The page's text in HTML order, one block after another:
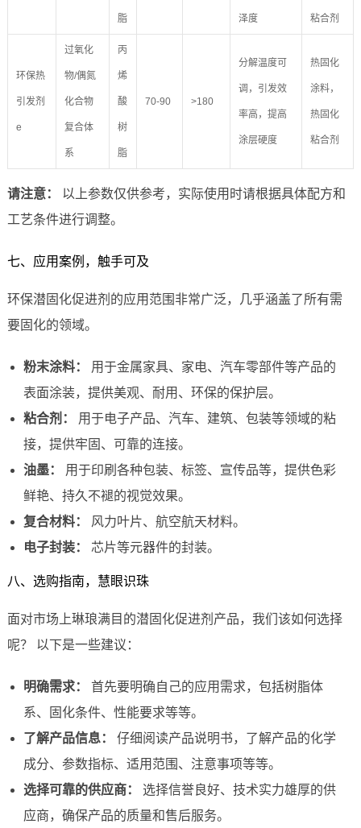
脂 泽度 粘合剂
环保热
引发剂
e
过氧化
物/偶氮
化合物
复合体
系
丙
烯
酸
树
脂
70-90 >180
分解温度可
调，引发效
率高，提高
涂层硬度
热固化
涂料，
热固化
粘合剂
请注意：
以上参数仅供参考，实际使用时请根据具体配方和
工艺条件进行调整。
七、应用案例，触手可及
环保潜固化促进剂的应用范围非常广泛，几乎涵盖了所有需
要固化的领域。
粉末涂料：
用于金属家具、家电、汽车零部件等产品的
表面涂装，提供美观、耐用、环保的保护层。
粘合剂：
用于电子产品、汽车、建筑、包装等领域的粘
接，提供牢固、可靠的连接。
油墨：
用于印刷各种包装、标签、宣传品等，提供色彩
鲜艳、持久不褪的视觉效果。
复合材料：
风力叶片、航空航天材料。
电子封装：
芯片等元器件的封装。
八、选购指南，慧眼识珠
面对市场上琳琅满目的潜固化促进剂产品，我们该如何选择
呢？ 以下是一些建议：
明确需求：
首先要明确自己的应用需求，包括树脂体
系、固化条件、性能要求等等。
了解产品信息：
仔细阅读产品说明书，了解产品的化学
成分、参数指标、适用范围、注意事项等等。
选择可靠的供应商：
选择信誉良好、技术实力雄厚的供
应商，确保产品的质量和售后服务。